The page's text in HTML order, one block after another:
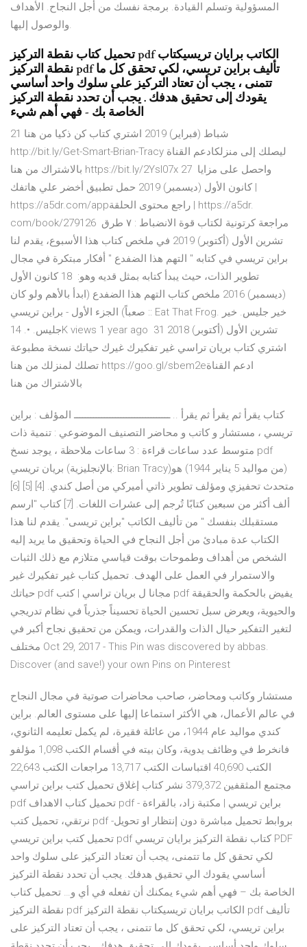
المسؤولية وتسلم القيادة. برمجة نفسك من أجل النجاح. الأهداف
والوصول إليها.
تحميل كتاب نقطة التركيز pdf الكاتب برايان تريسيكتاب
نقطة التركيز pdf تأليف براين تريسي، لكي تحقق كل ما
تتمنى ، يجب أن تعتاد التركيز على سلوك واحد أساسي
يقودك إلى تحقيق هدفك . يجب أن تحدد نقطة التركيز
الخاصة بك - فهي أهم شيء
21 شباط (فبراير) 2019 اشتري كتاب كن ذكيا من هنا
http://bit.ly/Get-Smart-Brian-Tracy ليصلك إلى منزلكادعم القناة
بالاشتراك من هنا https://bit.ly/2YsI07x واحصل على مزايا 27
كانون الأول (ديسمبر) 2019 حمل تطبيق أخضر علي هاتفك |
https://a5dr.com/appراجع محتوى الحلقة | https://a5dr.
com/book/2791مراجعة كرتونية لكتاب قوة الانضباط : ٧ طرق 26
تشرين الأول (أكتوبر) 2019 في ملخص كتاب هذا الأسبوع، يقدم لنا
براين تريسي في كتابه " التهم هذا الضفدع " أفكار مبتكرة في مجال
تطوير الذات، حيث يبدأ كتابه بمثل قديه وهو: 18 كانون الأول
(ديسمبر) 2016 ملخص كتاب التهم هذا الضفدع (ابدأ بالأهم ولو كان
صعباً) الجزء الأول - براين تريسي :: Eat That Frog. خير جليس. خير
جليس. •. 14K views 1 year ago 31 تشرين الأول (أكتوبر) 2018
اشتري كتاب بريان تراسي غير تفكيرك غيرك حياتك نسخة مطبوعة
تصلك لمنزلك من هنا https://goo.gl/sbem2eادعم القناة
كتاب يقرأ ثم يقرأ ثم يقرأ .. ـــــــــــــــــــــــــــــــــــ المؤلف : براين
تريسي ، مستشار و كاتب و محاضر التصنيف الموضوعي : تنمية ذات
متوسط عدد ساعات قراءة : 3 ساعات ملاحظة ، يوجد نسخ pdf
بريان تريسي (بالإنجليزية: Brian Tracy)‏ (من مواليد 5 يناير 1944) هو
ألف أكثر من سبعين كتابًا تُرجم إلى عشرات اللغات. [7] كتاب "ارسم
مستقبلك بنفسك " من تأليف الكاتب "براين تريسى". يقدم لنا هذا
الكتاب عدة مبادئ من أجل النجاح في الحياة وتحقيق ما يريد إليه
الشخص من أهداف وطموحات بوقت قياسي متلازم مع ذلك الثبات
والاستمرار في العمل على الهدف. تحميل كتاب غير تفكيرك غير
حياتك pdf مجانا ل بريان تراسي | كتب pdf يفيض بالحكمة والحقيقة
والحيوية، ويعرض سبل تحسين الحياة تحسيناً جذرياً في نظام تدريجي
لتغير التفكير حيال الذات والقدرات، ويمكن من تحقيق نجاح أكبر في
مختلف Oct 29, 2017 - This Pin was discovered by abbas.
Discover (and save!) your own Pins on Pinterest
مستشار وكاتب ومحاضر، صاحب محاضرات صوتية في مجال النجاح
في عالم الأعمال، هي الأكثر استماعا إليها على مستوى العالم. براين
كندي مواليد عام 1944، من عائلة فقيرة، لم يكمل تعليمه الثانوي،
فانخرط في وظائف يدوية، وكان بيته في أقسام الكتب 1,098 مؤلفو
الكتب 40,690 اقتباسات الكتب 13,717 مراجعات الكتب 22,643
مجتمع المثقفين 379,372 نشر كتاب إغلاق تحميل كتب براين تراسي
pdf تحميل كتاب الاهداف pdf - براين تريسي | مكتبة زاد، بالقراءة
نرتقي، تحميل كتب pdf بروابط تحميل مباشرة دون إنتظار او تحويل-
تحميل كتب براين تريسي pdf كتاب نقطة التركيز برايان تريسي PDF
لكي تحقق كل ما تتمنى، يجب أن تعتاد التركيز على سلوك واحد
أساسي يقودك الي تحقيق هدفك. يجب أن تحدد نقطة التركيز
الخاصة بك – فهي أهم شيء يمكنك أن تفعله في أي و… تحميل كتاب
نقطة التركيز pdf الكاتب برايان تريسيكتاب نقطة التركيز pdf تأليف
براين تريسي، لكي تحقق كل ما تتمنى ، يجب أن تعتاد التركيز على